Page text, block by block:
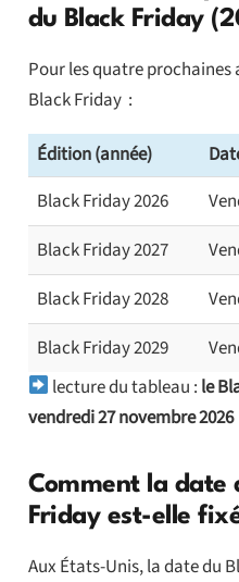
du Black Friday
Pour les quatre prochaines
Black Friday :
Édition (année)
Black Friday 2026
Black Friday 2027
Black Friday 2028
Black Friday 2029
lecture du tableau : le
vendredi 27 novembre 2026
Comment la date
Friday est-elle
Aux États-Unis, la date du